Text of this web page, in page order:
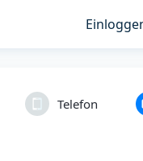
Telefon